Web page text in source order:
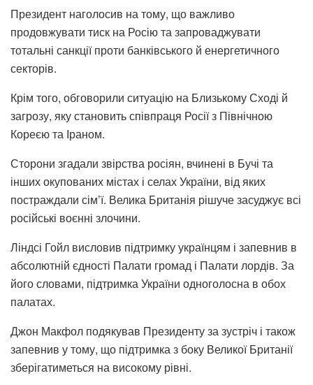
Президент наголосив на тому, що важливо
продовжувати тиск на Росію та запроваджувати
тотальні санкції проти банківського й енергетичного
секторів.
Крім того, обговорили ситуацію на Близькому Сході й
загрозу, яку становить співпраця Росії з Північною
Кореєю та Іраном.
Сторони згадали звірства росіян, вчинені в Бучі та
інших окупованих містах і селах України, від яких
постраждали сім’ї. Велика Британія рішуче засуджує всі
російські воєнні злочини.
Ліндсі Гойл висловив підтримку українцям і запевнив в
абсолютній єдності Палати громад і Палати лордів. За
його словами, підтримка України одноголосна в обох
палатах.
Джон Макфол подякував Президенту за зустріч і також
запевнив у тому, що підтримка з боку Великої Британії
зберігатиметься на високому рівні.